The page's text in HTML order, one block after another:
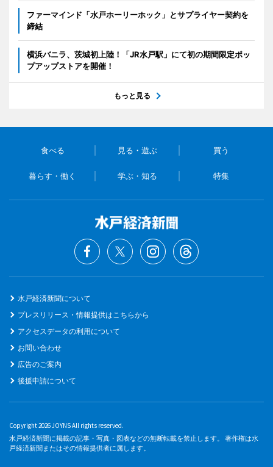
ファーマインド「水戸ホーリーホック」とサプライヤー契約を
締結
横浜バニラ、茨城初上陸！「JR水戸駅」にて初の期間限定ポッ
プアップストアを開催！
もっと見る
食べる 見る・遊ぶ 買う
暮らす・働く 学ぶ・知る 特集
水戸経済新聞について
プレスリリース・情報提供はこちらから
アクセスデータの利用について
お問い合わせ
広告のご案内
後援申請について
Copyright 2026 JOYNS All rights reserved.
水戸経済新聞に掲載の記事・写真・図表などの無断転載を禁止します。 著作権は水
戸経済新聞またはその情報提供者に属します。